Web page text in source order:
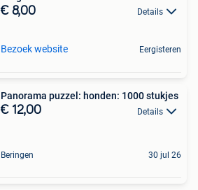
€ 8,00 Details
Bezoek website Eergisteren
Panorama puzzel: honden: 1000 stukjes
€ 12,00 Details
Beringen 30 jul 26